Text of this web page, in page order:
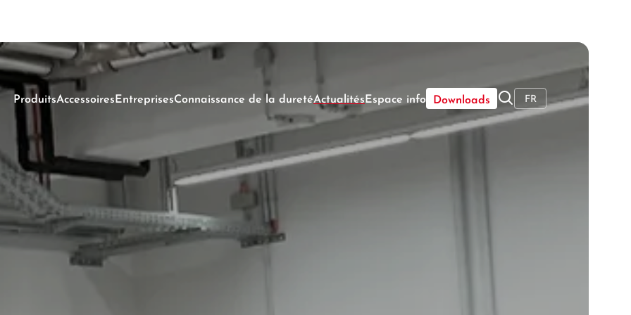
ProduitsAccessoires EntreprisesConnaissance de la duretéActualités Espace info Downloads 🔍 FR